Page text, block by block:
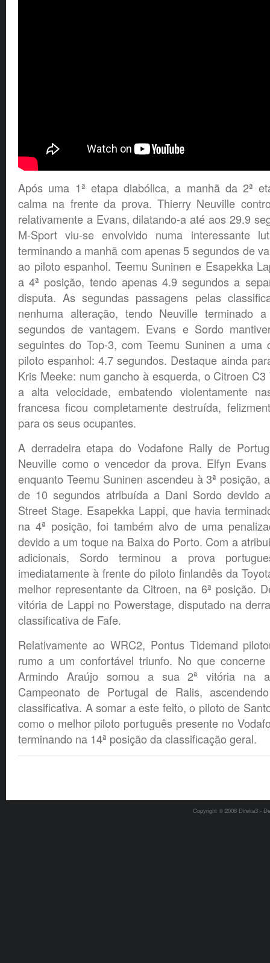
Após uma 1ª etapa diabólica, a manhã da 2ª
calma na frente da prova. Thierry Neuville
relativamente a Evans, dilatando-a até aos 29.9
M-Sport viu-se envolvido numa interessante
terminando a manhã com apenas 5 segundos de
ao piloto espanhol. Teemu Suninen e Esapekka
a 4ª posição, tendo apenas 4.9 segundos a
disputa. As segundas passagens pelas
nenhuma alteração, tendo Neuville terminado
segundos de vantagem. Evans e Sordo
seguintes do Top-3, com Teemu Suninen a uma
piloto espanhol: 4.7 segundos. Destaque ainda
Kris Meeke: num gancho à esquerda, o Citroen
a alta velocidade, embatendo violentamente
francesa ficou completamente destruída,
para os seus ocupantes.
A derradeira etapa do Vodafone Rally de
Neuville como o vencedor da prova. Elfyn
enquanto Teemu Suninen ascendeu à 3ª posição,
de 10 segundos atribuída a Dani Sordo devido
Street Stage. Esapekka Lappi, que havia
na 4ª posição, foi também alvo de uma
devido a um toque na Baixa do Porto. Com a
adicionais, Sordo terminou a prova
imediatamente à frente do piloto finlandês da
melhor representante da Citroen, na 6ª posição.
vitória de Lappi no Powerstage, disputado na
classificativa de Fafe.
Relativamente ao WRC2, Pontus Tidemand
rumo a um confortável triunfo. No que
Armindo Araújo somou a sua 2ª vitória na
Campeonato de Portugal de Ralis,
classificativa. A somar a este feito, o piloto de
como o melhor piloto português presente no
terminando na 14ª posição da classificação geral.
Copyright © 2008 Direita3 -